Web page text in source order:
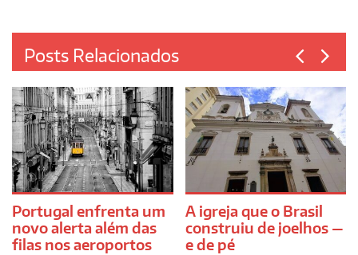
Posts Relacionados
Portugal enfrenta um
novo alerta além das
filas nos aeroportos
A igreja que o Brasil
construiu de joelhos —
e de pé